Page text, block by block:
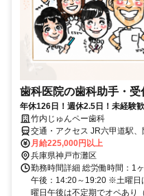
歯科医院の歯科助手・受
年休126日！週休2.5日！未経験
竹内じゅんペー歯科
交通・アクセス JR六甲道駅
月給225,000円以上
兵庫県神戸市灘区
勤務時間詳細 総労働時間：1
午後：14:20～19:20 ※土曜
曜日午後は不定期でオペあり